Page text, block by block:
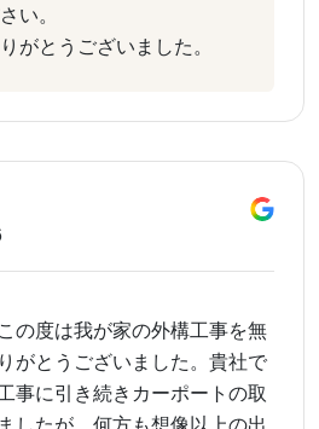
い。
がとうございました。
の度は我が家の外構工事を無
がとうございました。貴社で
事に引き続きカーポートの取